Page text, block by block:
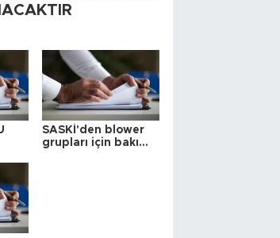
SASKİ'den blower
grupları için bakım